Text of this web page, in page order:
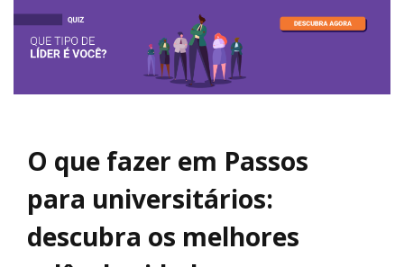
O que fazer em Passos
para universitários:
descubra os melhores